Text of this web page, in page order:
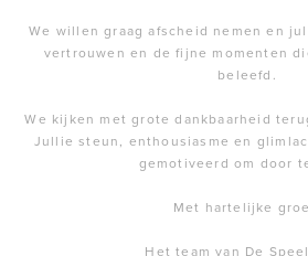
We willen graag afscheid nemen en
vertrouwen en de fijne momenten
beleefd.
We kijken met grote dankbaarheid
Jullie steun, enthousiasme en
gemotiveerd om door
Met hartelijke
Het team van De